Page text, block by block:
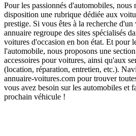
Pour les passionnés d'automobiles, nous
disposition une rubrique dédiée aux
prestige. Si vous êtes à la recherche
annuaire regroupe des sites spécialisés
voitures d'occasion en bon état. Et pour
l'automobile, nous proposons une
accessoires pour voitures, ainsi qu'aux
(location, réparation, entretien, etc.).
annuaire-voitures.com pour trouver
vous avez besoin sur les automobiles et
prochain véhicule !